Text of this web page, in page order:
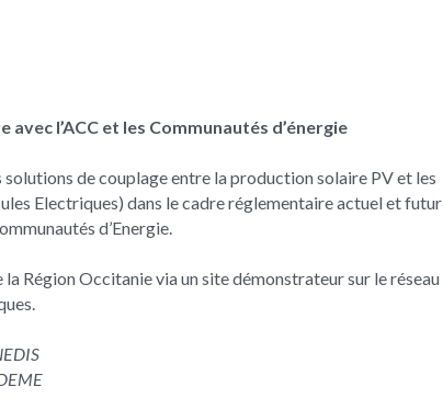
l’ACC et les Communautés d’énergie
de couplage entre la production solaire PV et les
Electriques) dans le cadre réglementaire actuel et futur
d’Energie.
la Région Occitanie via un site démonstrateur sur le réseau